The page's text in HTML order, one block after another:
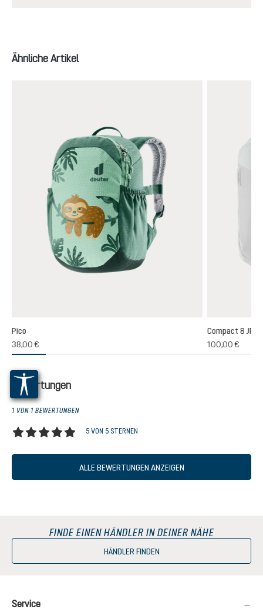
Produktgalerie überspringen
Ähnliche Artikel
Pico
38,00 €
Compact 8 JR
100,00 €
Bewertungen
1 VON 1 BEWERTUNGEN
5 VON 5 STERNEN
ALLE BEWERTUNGEN ANZEIGEN
FINDE EINEN HÄNDLER IN DEINER NÄHE
HÄNDLER FINDEN
Service